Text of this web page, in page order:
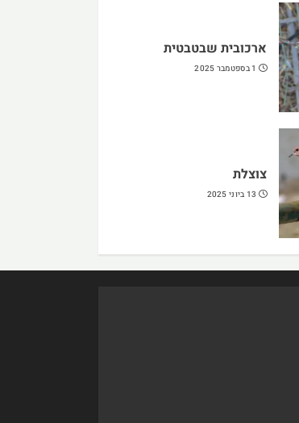
ארכובית שבטבטית
1 בספטמבר 2025
צוצלת
13 ביוני 2025